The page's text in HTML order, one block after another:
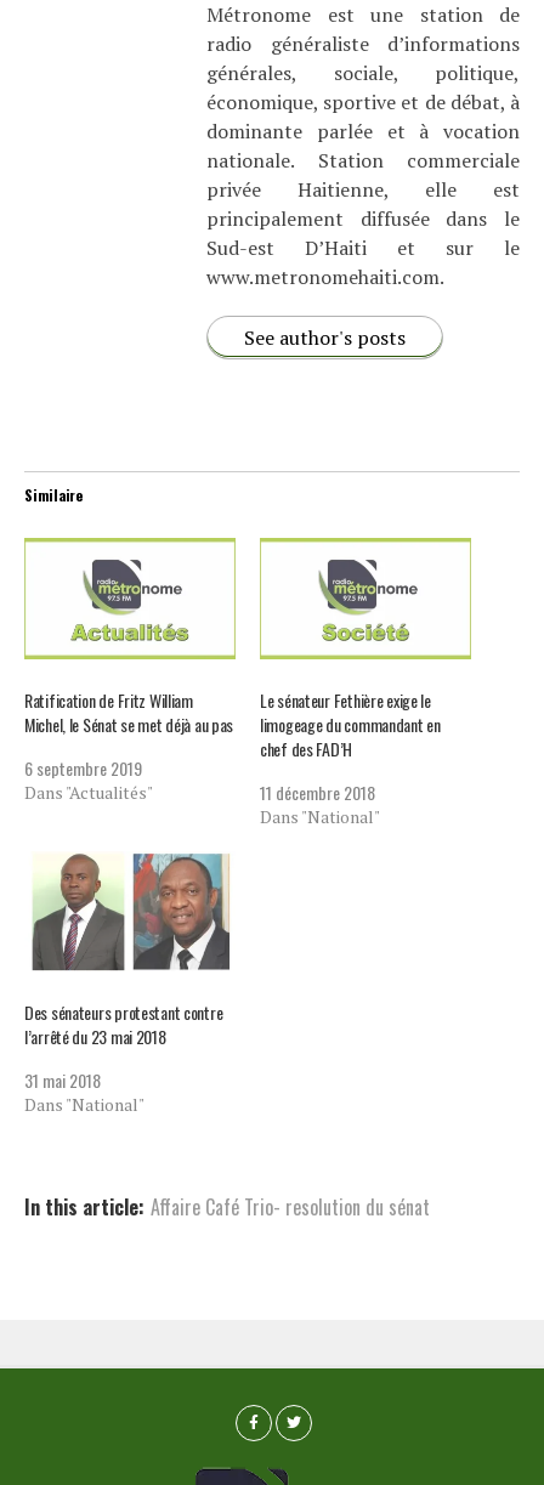
Métronome est une station de
radio généraliste d’informations
générales, sociale, politique,
économique, sportive et de débat, à
dominante parlée et à vocation
nationale. Station commerciale
privée Haitienne, elle est
principalement diffusée dans le
Sud-est D’Haiti et sur le
www.metronomehaiti.com.
See author's posts
Similaire
Ratification de Fritz William
Michel, le Sénat se met déjà au pas
6 septembre 2019
Dans "Actualités"
Le sénateur Fethière exige le
limogeage du commandant en
chef des FAD’H
11 décembre 2018
Dans "National"
Des sénateurs protestant contre
l’arrêté du 23 mai 2018
31 mai 2018
Dans "National"
In this article: Affaire Café Trio- resolution du sénat